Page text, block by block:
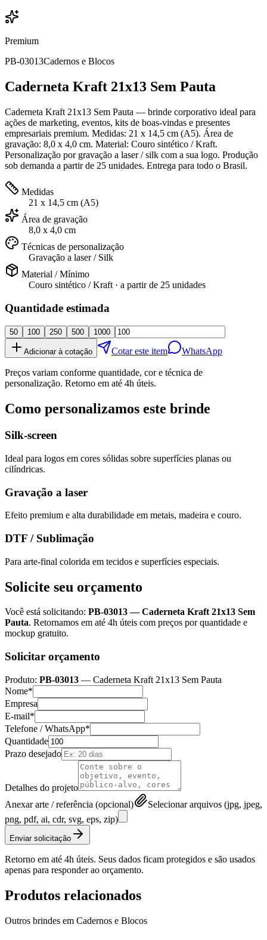
Premium
PB-03013Cadernos e Blocos
Caderneta Kraft 21x13 Sem Pauta
Caderneta Kraft 21x13 Sem Pauta — brinde corporativo ideal para
ações de marketing, eventos, kits de boas-vindas e presentes
empresariais premium. Medidas: 21 x 14,5 cm (A5). Área de
gravação: 8,0 x 4,0 cm. Material: Couro sintético / Kraft.
Personalização por gravação a laser / silk com a sua logo. Produção
sob demanda a partir de 25 unidades. Entrega para todo o Brasil.
Medidas
21 x 14,5 cm (A5)
Área de gravação
8,0 x 4,0 cm
Técnicas de personalização
Gravação a laser / Silk
Material / Mínimo
Couro sintético / Kraft · a partir de 25 unidades
Quantidade estimada
50 100 250 500 1000
Adicionar à cotação Cotar este item WhatsApp
Preços variam conforme quantidade, cor e técnica de
personalização. Retorno em até 4h úteis.
Como personalizamos este brinde
Silk-screen
Ideal para logos em cores sólidas sobre superfícies planas ou
cilíndricas.
Gravação a laser
Efeito premium e alta durabilidade em metais, madeira e couro.
DTF / Sublimação
Para arte-final colorida em tecidos e superfícies especiais.
Solicite seu orçamento
Você está solicitando: PB-03013—Caderneta Kraft 21x13 Sem
Pauta. Retornamos em até 4h úteis com preços por quantidade e
mockup gratuito.
Solicitar orçamento
Produto: PB-03013 — Caderneta Kraft 21x13 Sem Pauta
Nome*
Empresa
E-mail*
Telefone / WhatsApp*
Quantidade
Prazo desejado
Detalhes do projeto
Anexar arte / referência (opcional)
Selecionar arquivos (jpg, jpeg,
png, pdf, ai, cdr, svg, eps, zip)
Enviar solicitação
Retorno em até 4h úteis. Seus dados ficam protegidos e são usados
apenas para responder ao orçamento.
Produtos relacionados
Outros brindes em Cadernos e Blocos